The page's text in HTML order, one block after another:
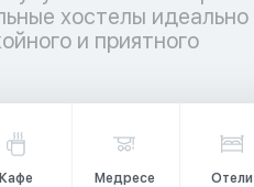
хостелы идеально
и приятного
Кафе Медресе Отели